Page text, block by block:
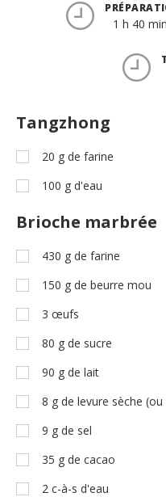
1 h 40
Tangzhong
20 g de farine
100 g d'eau
Brioche marbrée
430 g de farine
150 g de beurre mou
3 œufs
80 g de sucre
90 g de lait
8 g de levure sèche
9 g de sel
35 g de cacao
2 c-à-s d'eau